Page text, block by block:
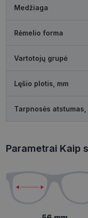
Medžiaga
Rėmelio forma
Vartotojų grupė
Lęšio plotis, mm
Tarpnosės atstumas,
Parametrai Kaip
Rinkodaros
slapukai atpažįsta
Šie būtinieji
Pavadinimas
csrftoken